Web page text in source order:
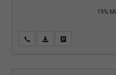
19%
Wir rufen Sie anPDF-Fahrzeugexposé